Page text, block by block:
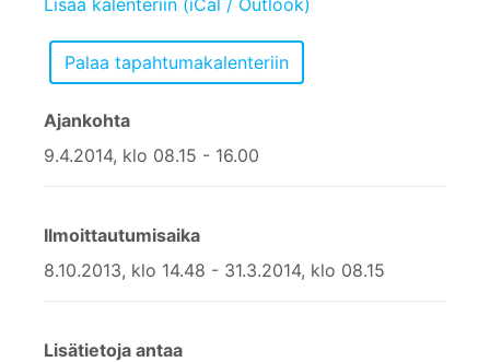
Ajankohta
9.4.2014, klo 08.15 - 16.00
Ilmoittautumisaika
8.10.2013, klo 14.48 - 31.3.2014, klo 08.15
Lisätietoja antaa